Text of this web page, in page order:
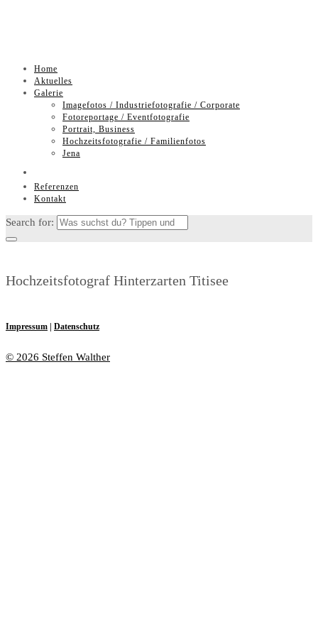
Skip
content
Home
Aktuelles
Galerie
Imagefotos / Industriefotografie / Corporate
Fotoreportage / Eventfotografie
Portrait, Business
Hochzeitsfotografie / Familienfotos
Jena
Referenzen
Kontakt
Search for:
Hochzeitsfotograf Hinterzarten Titisee
Impressum | Datenschutz
© 2026 Steffen Walther